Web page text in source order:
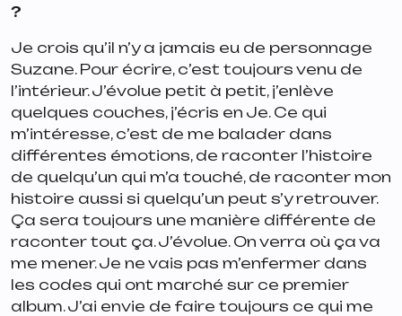
?
Je crois qu’il n’y a jamais eu de personnage
Suzane. Pour écrire, c’est toujours venu de
l’intérieur. J’évolue petit à petit, j’enlève
quelques couches, j’écris en Je. Ce qui
m’intéresse, c’est de me balader dans
différentes émotions, de raconter l’histoire
de quelqu’un qui m’a touché, de raconter mon
histoire aussi si quelqu’un peut s’y retrouver.
Ça sera toujours une manière différente de
raconter tout ça. J’évolue. On verra où ça va
me mener. Je ne vais pas m’enfermer dans
les codes qui ont marché sur ce premier
album. J’ai envie de faire toujours ce qui me